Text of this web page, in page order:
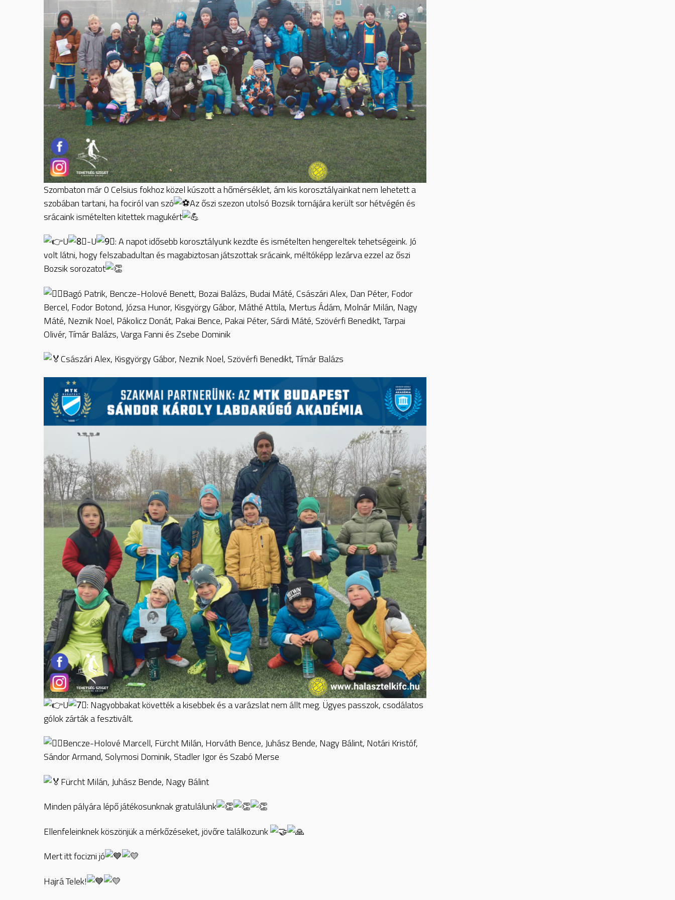
Szombaton már 0 Celsius fokhoz közel kúszott a hőmérséklet, ám kis korosztályainkat nem lehetett a
szobában tartani, ha fociról van szó
Az őszi szezon utolsó Bozsik tornájára került sor hétvégén és
srácaink ismételten kitettek magukért
U
-U
: A napot idősebb korosztályunk kezdte és ismételten hengereltek tehetségeink. Jó
volt látni, hogy felszabadultan és magabiztosan játszottak srácaink, méltóképp lezárva ezzel azőszi
Bozsik sorozatot
Bagó Patrik, Bencze-Holové Benett, Bozai Balázs, Budai Máté, Császári Alex, Dan Péter, Fodor
Bercel, Fodor Botond, Józsa Hunor, Kisgyörgy Gábor, Máthé Attila, Mertus Ádám, Molnár Milán, Nagy
Máté, Neznik Noel, Pákolicz Donát, Pakai Bence, Pakai Péter, Sárdi Máté, Szövérfi Benedikt, Tarpai
Olivér, Tímár Balázs, Varga Fanni és Zsebe Dominik
Császári Alex, Kisgyörgy Gábor, Neznik Noel, Szövérfi Benedikt, Tímár Balázs
U
: Nagyobbakat követték a kisebbek és a varázslat nem állt meg. Ügyes passzok, csodálatos
gólok zárták a fesztivált.
Bencze-Holové Marcell, Fürcht Milán, Horváth Bence, Juhász Bende, Nagy Bálint, Notári Kristóf,
Sándor Armand, Solymosi Dominik, Stadler Igor és Szabó Merse
Fürcht Milán, Juhász Bende, Nagy Bálint
Minden pályára lépő játékosunknak gratulálunk
Ellenfeleinknek köszönjük a mérkőzéseket, jövőre találkozunk
Mert itt focizni jó
Hajrá Telek!